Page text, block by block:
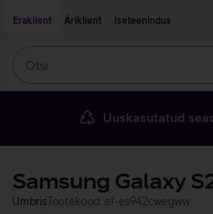
Eraklient
Äriklient Iseteenindus
Uuskasutatud
Samsung Galaxy
ÜmbrisTootekood: ef-es942cwegww